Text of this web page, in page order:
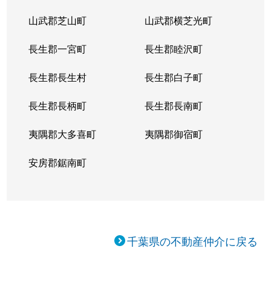
山武郡芝山町 山武郡横芝光町
長生郡一宮町 長生郡睦沢町
長生郡長生村 長生郡白子町
長生郡長柄町 長生郡長南町
夷隅郡大多喜町 夷隅郡御宿町
安房郡鋸南町
千葉県の不動産仲介に戻る